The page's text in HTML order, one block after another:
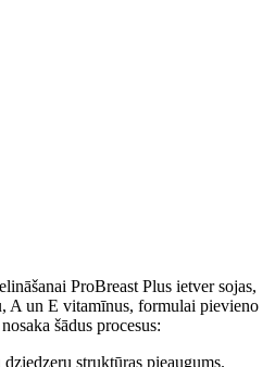
ProBreast Plus ietver sojas,
A un E vitamīnus, formulai pievieno
šādus procesus:
struktūras pieaugums.